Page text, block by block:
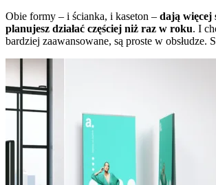
Obie formy – i ścianka, i kaseton – dają więcej
planujesz działać częściej niż raz w roku. I
bardziej zaawansowane, są proste w obsłudze.